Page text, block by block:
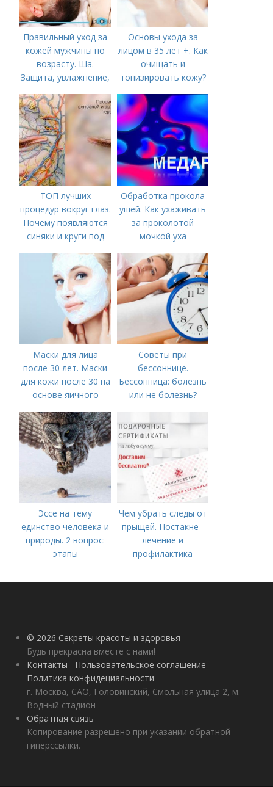
Правильный уход за
кожей мужчины по
возрасту. Ша.
Защита, увлажнение,
Основы ухода за
лицом в 35 лет +. Как
очищать и
тонизировать кожу?
ТОП лучших
процедур вокруг глаз.
Почему появляются
синяки и круги под
Обработка прокола
ушей. Как ухаживать
за проколотой
мочкой уха
Маски для лица
после 30 лет. Маски
для кожи после 30 на
основе яичного
белка
Советы при
бессоннице.
Бессонница: болезнь
или не болезнь?
Эссе на тему
единство человека и
природы. 2 вопрос:
этапы
взаимодействия
природного и
Чем убрать следы от
прыщей. Постакне -
лечение и
профилактика
© 2026 Секреты красоты и здоровья
Будь прекрасна вместе с нами!
Контакты
Пользовательское соглашение
Политика конфидециальности
г. Москва, САО, Головинский, Смольная улица 2, м.
Водный стадион
Обратная связь
Копирование разрешено при указании обратной
гиперссылки.